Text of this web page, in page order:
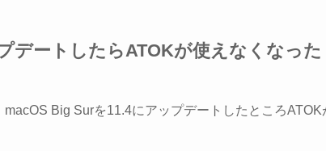
デートしたらATOKが使えなくなった
Big Surを11.4にアップデートしたところATOK